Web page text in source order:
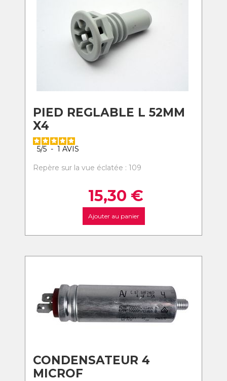
PIED REGLABLE L 52MM
X4
5/5 - 1 AVIS
Repère sur la vue éclatée : 109
15,30 €
Ajouter au panier
CONDENSATEUR 4
MICROF